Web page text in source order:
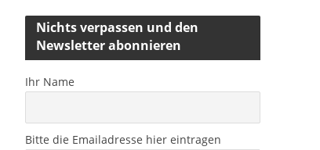
Nichts verpassen und den
Newsletter abonnieren
Ihr Name
Bitte die Emailadresse hier eintragen